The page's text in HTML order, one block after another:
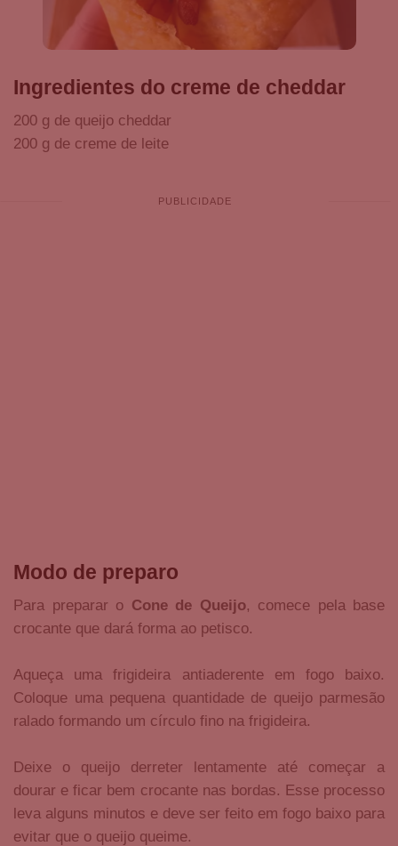
Ingredientes do creme de cheddar
200 g de queijo cheddar
200 g de creme de leite
Modo de preparo
Para preparar o Cone de Queijo, comece pela base
crocante que dará forma ao petisco.
Aqueça uma frigideira antiaderente em fogo baixo.
Coloque uma pequena quantidade de queijo parmesão
ralado formando um círculo fino na frigideira.
Deixe o queijo derreter lentamente até começar a
dourar e ficar bem crocante nas bordas. Esse processo
leva alguns minutos e deve ser feito em fogo baixo para
evitar que o queijo queime.